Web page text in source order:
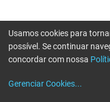
Usamos cookies para
possível. Se continuar
concordar com nossa
Gerenciar Cookies...
Erro ao enviar